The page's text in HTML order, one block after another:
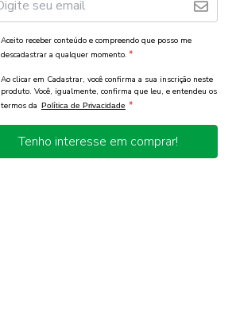
Aceito receber conteúdo e compreendo que posso me
descadastrar a qualquer momento. *
Ao clicar em Cadastrar, você confirma a sua inscrição neste
produto. Você, igualmente, confirma que leu, e entendeu os
termos da Política de Privacidade *
Tenho interesse em comprar!